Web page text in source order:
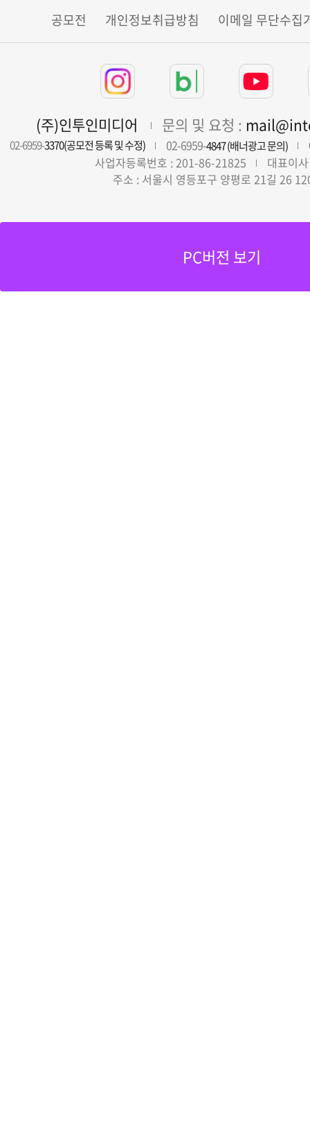
공모전 개인정보취급방침 이메일 무단수집
(주)인투인미디어 문의 및 요청 :
02-6959-3370(공모전 등록 및 수정) 02-6959-4847 (배너광고 문의)
사업자등록번호 : 201-86-21825
대표이
주소 : 서울시 영등포구 양평로 21길 26
PC버전 보기